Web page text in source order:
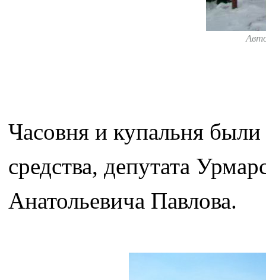
Часовня и купальня
средства, депутата
Анатольевича Павлова.